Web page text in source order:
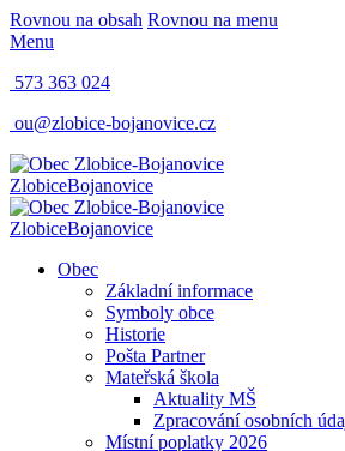
Rovnou na obsah Rovnou na menu
Menu
573 363 024
ou@zlobice-bojanovice.cz
ZlobiceBojanovice
ZlobiceBojanovice
Obec
Základní informace
Symboly obce
Historie
Pošta Partner
Mateřská škola
Aktuality MŠ
Zpracování osobních
Místní poplatky 2026